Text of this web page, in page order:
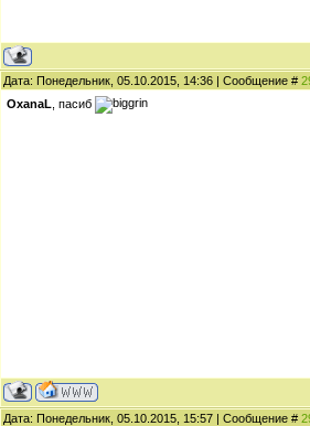
Дата: Понедельник, 05.10.2015, 14:36 | Сообщение #
OxanaL , пасиб
Дата: Понедельник, 05.10.2015, 15:57 | Сообщение #